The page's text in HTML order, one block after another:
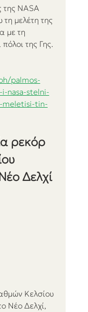
NASA
τη μελέτη της
με τη
της Γης.
palmos-
nasa-stelni-
meletisi-tin-
ρεκόρ
Δελχί
Κελσίου
Νέο Δελχί,